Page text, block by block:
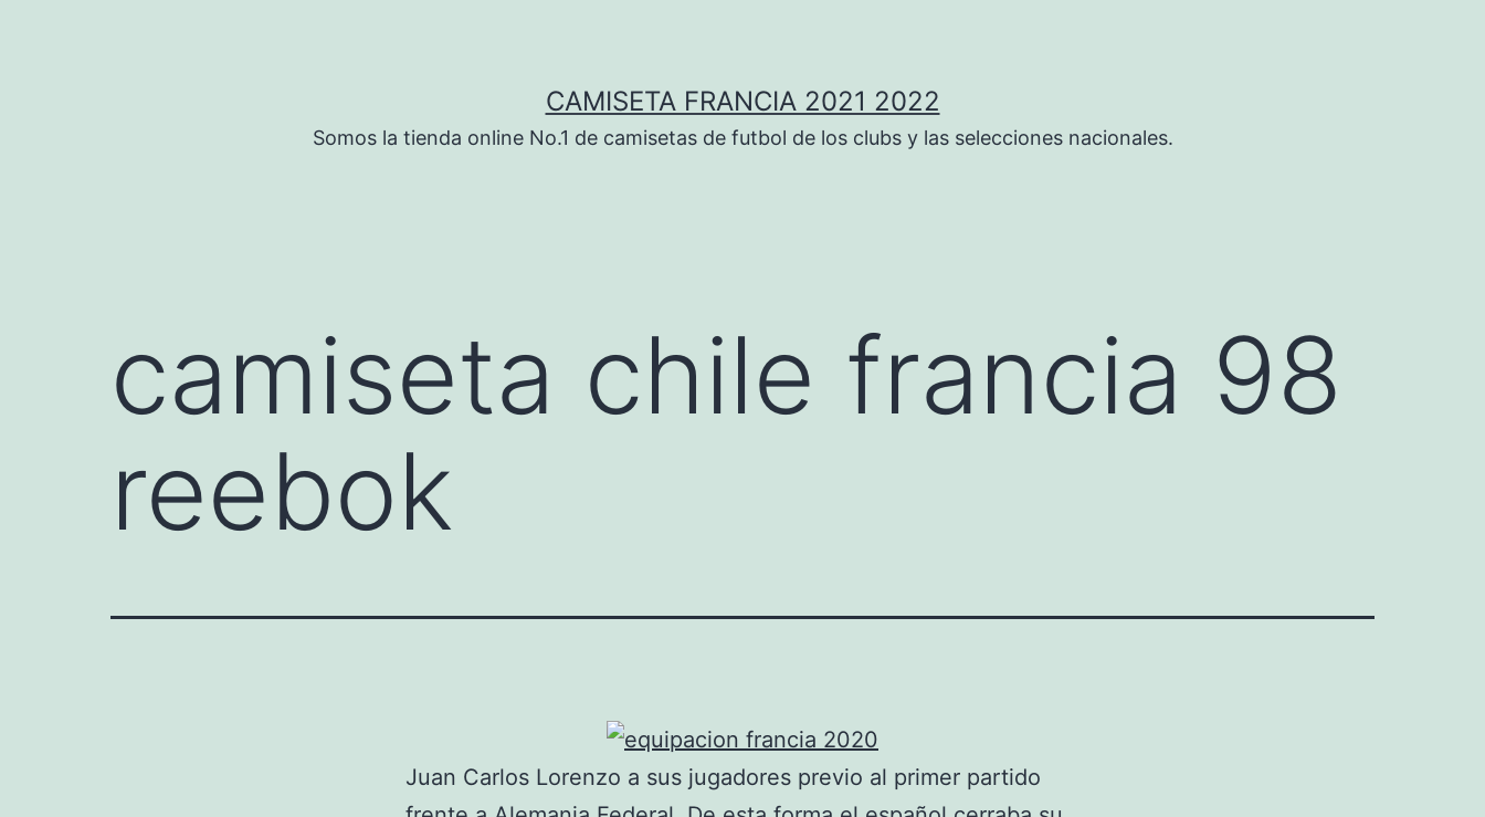
CAMISETA FRANCIA 2021 2022
Somos la tienda online No.1 de camisetas de futbol de los clubs y las selecciones nacionales.
camiseta chile francia 98
reebok
Juan Carlos Lorenzo a sus jugadores previo al primer partido